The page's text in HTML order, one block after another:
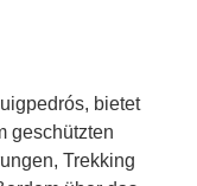
bietet
geschützten
Trekking